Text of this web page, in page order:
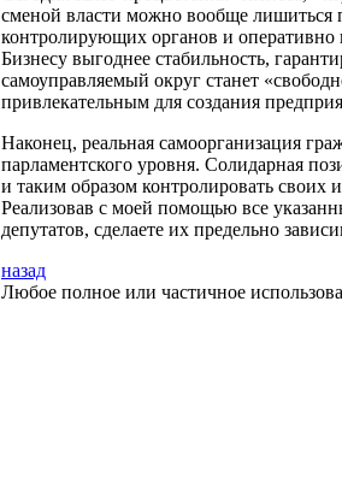
сменой власти можно вообще лишиться
контролирующих органов и
Бизнесу выгоднее стабильность,
самоуправляемый округ станет
привлекательным для создания
Наконец, реальная самоорганизация
парламентского уровня. Солидарная
и таким образом контролировать своих
Реализовав с моей помощью все
депутатов, сделаете их предельно
назад
Любое полное или частичное